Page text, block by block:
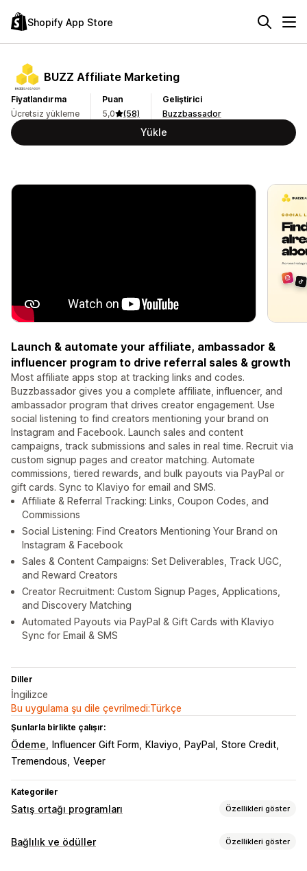
Shopify App Store
BUZZ Affiliate Marketing
Fiyatlandırma
Ücretsiz yükleme
Puan
5,0
(58)
Geliştirici
Buzzbassador
Yükle
Launch & automate your affiliate, ambassador &
influencer program to drive referral sales & growth
Most affiliate apps stop at tracking links and codes.
Buzzbassador gives you a complete affiliate, influencer, and
ambassador program that drives creator engagement. Use
social listening to find creators mentioning your brand on
Instagram and Facebook. Launch sales and content
campaigns, track submissions and sales in real time. Recruit via
custom signup pages and creator matching. Automate
commissions, tiered rewards, and bulk payouts via PayPal or
gift cards. Sync to Klaviyo for email and SMS.
Affiliate & Referral Tracking: Links, Coupon Codes, and
Commissions
Social Listening: Find Creators Mentioning Your Brand on
Instagram & Facebook
Sales & Content Campaigns: Set Deliverables, Track UGC,
and Reward Creators
Creator Recruitment: Custom Signup Pages, Applications,
and Discovery Matching
Automated Payouts via PayPal & Gift Cards with Klaviyo
Sync for Email & SMS
Diller
İngilizce
Bu uygulama şu dile çevrilmedi:Türkçe
Şunlarla birlikte çalışır:
Ödeme Influencer Gift Form Klaviyo PayPal
Store Credit
Tremendous Veeper
Kategoriler
Satış ortağı programları Özellikleri göster
Komisyon seçenekleri
Bağlılık ve ödüller Özellikleri göster